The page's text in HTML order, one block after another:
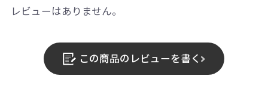
レビューはありません。
この商品のレビューを書く